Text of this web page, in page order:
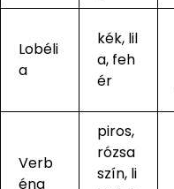
Lobéli
a
kék, lil
a, feh
ér
Verb
éna
piros,
rózsa
szín, li